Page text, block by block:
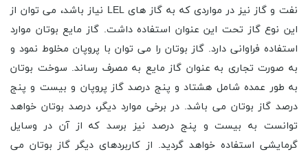
نفت و گاز نیز در مواردی که به گاز های LEL نیاز باشد، می توان از
این نوع گاز تحت این عنوان استفاده داشت. گاز مایع بوتان موارد
استفاده فراوانی دارد. گاز بوتان را می ‌توان با پروپان مخلوط نمود و
به صورت تجاری به عنوان گاز مایع به مصرف رساند. سوخت بوتان
به طور عمده شامل هشتاد و پنج درصد گاز پروپان و بیست و پنج
درصد گاز بوتان می باشد. در برخی موارد دیگر، درصد بوتان خواهد
توانست به بیست و پنج درصد نیز برسد که از آن در وسایل
گرمایشی استفاده خواهد گردید. از کاربردهای دیگر گاز بوتان می